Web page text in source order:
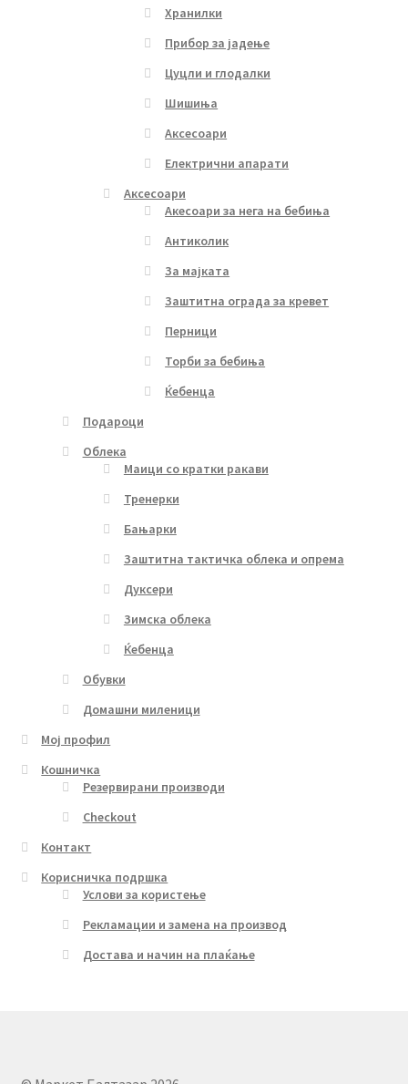
Хранилки
Прибор за јадење
Цуцли и глодалки
Шишиња
Аксесоари
Електрични апарати
Аксесоари
Акесоари за нега на бебиња
Антиколик
За мајката
Заштитна ограда за кревет
Перници
Торби за бебиња
Ќебенца
Подароци
Облека
Маици со кратки ракави
Тренерки
Бањарки
Заштитна тактичка облека и опрема
Дуксери
Зимска облека
Ќебенца
Обувки
Домашни миленици
Мој профил
Кошничка
Резервирани производи
Checkout
Контакт
Корисничка подршка
Услови за користење
Рекламации и замена на производ
Достава и начин на плаќање